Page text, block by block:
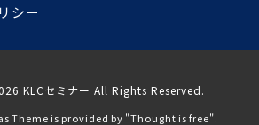
シー
KLCセミナー All Rights Reserved.
Theme is provided by "Thought is free".